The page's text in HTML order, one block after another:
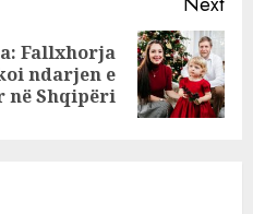
Fallxhorja
ndarjen e
Shqipëri